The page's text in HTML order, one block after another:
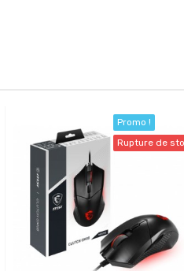
Promo !
Rupture de